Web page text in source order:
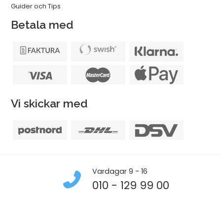
Guider och Tips
Betala med
Vi skickar med
Vardagar 9 - 16
010 - 129 99 00